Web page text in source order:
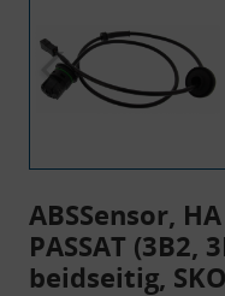
ABSSensor,
PASSAT (3B2,
beidseitig,